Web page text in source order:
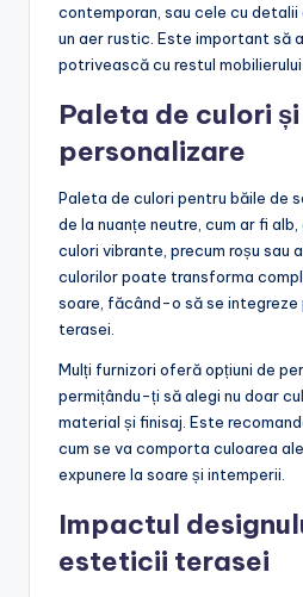
contemporan, sau cele cu detalii
un aer rustic. Este important să
potrivească cu restul
Paleta de culori și
personalizare
Paleta de culori pentru băile de
de la nuanțe neutre, cum ar fi
culori vibrante, precum roșu sau
culorilor poate transforma
soare, făcând-o să se
terasei.
Mulți furnizori oferă opțiuni de
permițându-ți să alegi nu doar
material și finisaj. Este
cum se va comporta culoarea
expunere la soare și intemperii.
Impactul
esteticii terasei